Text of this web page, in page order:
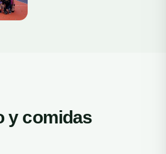
y comidas